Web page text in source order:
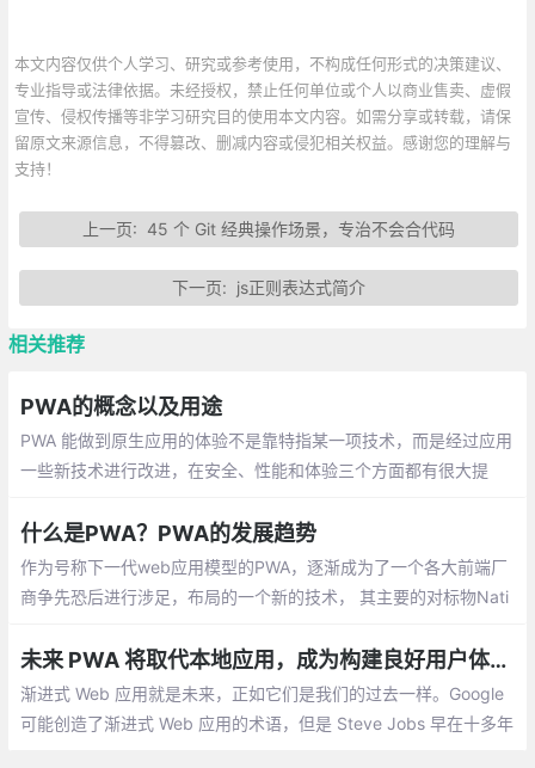
本文内容仅供个人学习、研究或参考使用，不构成任何形式的决策建议、
专业指导或法律依据。未经授权，禁止任何单位或个人以商业售卖、虚假
宣传、侵权传播等非学习研究目的使用本文内容。如需分享或转载，请保
留原文来源信息，不得篡改、删减内容或侵犯相关权益。感谢您的理解与
支持！
上一页: 45 个 Git 经典操作场景，专治不会合代码
下一页: js正则表达式简介
相关推荐
PWA的概念以及用途
PWA 能做到原生应用的体验不是靠特指某一项技术，而是经过应用
一些新技术进行改进，在安全、性能和体验三个方面都有很大提
pp 的一些特性
什么是PWA？PWA的发展趋势
作为号称下一代web应用模型的PWA，逐渐成为了一个各大前端厂
商争先恐后进行涉足，布局的一个新的技术， 其主要的对标物Nati
体验的确明显领先于其他互联网载体
未来 PWA 将取代本地应用，成为构建良好用户体验的首选方式
渐进式 Web 应用就是未来，正如它们是我们的过去一样。Google
可能创造了渐进式 Web 应用的术语，但是 Steve Jobs 早在十多年